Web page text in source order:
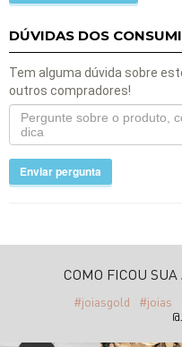
DÚVIDAS DOS
Tem alguma dúvida sobre
outros compradores!
Enviar pergunta
COMO FICOU
#joiasgold #joias